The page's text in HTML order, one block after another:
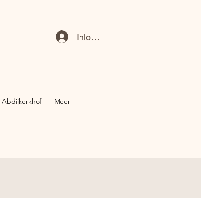
Inloggen
Abdijkerkhof Meer